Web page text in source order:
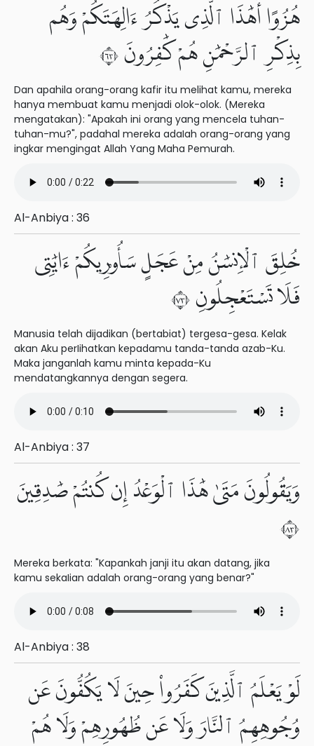
هُزُوًا أَهَٰذَا ٱلَّذِى يَذْكُرُ ءَالِهَتَكُمْ وَهُم
بِذِكْرِ ٱلرَّحْمَٰنِ هُمْ كَٰفِرُونَ ٣٦
Dan apahila orang-orang kafir itu melihat kamu, mereka
hanya membuat kamu menjadi olok-olok. (Mereka
mengatakan): "Apakah ini orang yang mencela tuhan-
tuhan-mu?", padahal mereka adaIah orang-orang yang
ingkar mengingat Allah Yang Maha Pemurah.
Al-Anbiya : 36
خُلِقَ ٱلْإِنسَٰنُ مِنْ عَجَلٍ سَأُو۟رِيكُمْ ءَايَٰتِى
فَلَا تَسْتَعْجِلُونِ ٣٧
Manusia telah dijadikan (bertabiat) tergesa-gesa. Kelak
akan Aku perIihatkan kepadamu tanda-tanda azab-Ku.
Maka janganlah kamu minta kepada-Ku
mendatangkannya dengan segera.
Al-Anbiya : 37
وَيَقُولُونَ مَتَىٰ هَٰذَا ٱلْوَعْدُ إِن كُنتُمْ صَٰدِقِينَ
٣٨
Mereka berkata: "Kapankah janji itu akan datang, jika
kamu sekaIian adalah orang-orang yang benar?"
Al-Anbiya : 38
لَوْ يَعْلَمُ ٱلَّذِينَ كَفَرُوا۟ حِينَ لَا يَكُفُّونَ عَن
وُجُوهِهِمُ ٱلنَّارَ وَلَا عَن ظُهُورِهِمْ وَلَا هُمْ